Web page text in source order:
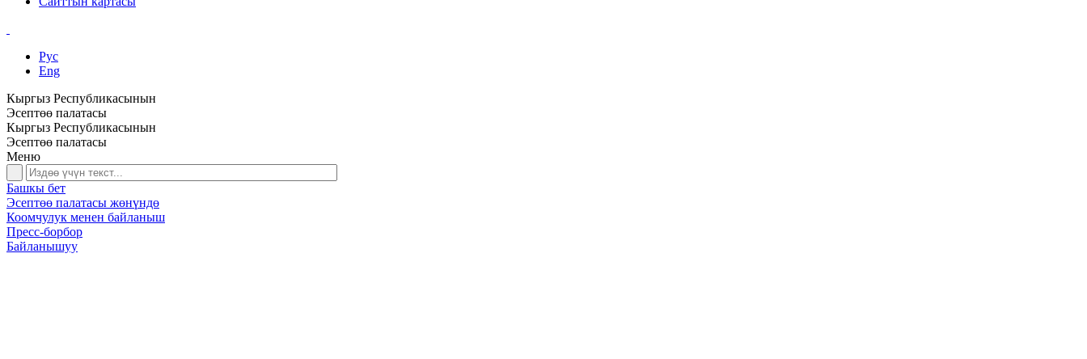
Рус
Eng
Кыргыз Республикасынын
Эсептөө палатасы
Кыргыз Республикасынын
Эсептөө палатасы
Меню
Башкы бет
Эсептөө палатасы жөнүндө
Коомчулук менен байланыш
Пресс-борбор
Байланышуу